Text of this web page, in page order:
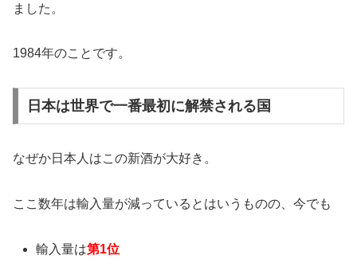
ました。
1984年のことです。
日本は世界で一番最初に解禁される国
なぜか日本人はこの新酒が大好き。
ここ数年は輸入量が減っているとはいうものの、今でも
輸入量は第1位